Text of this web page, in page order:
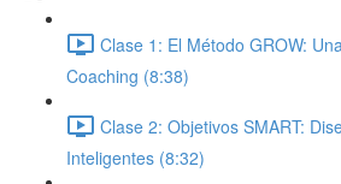
Clase 1: El Método GROW:
Coaching (8:38)
Clase 2: Objetivos SMART:
Inteligentes (8:32)